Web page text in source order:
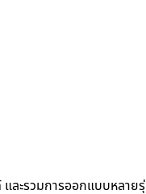
ะรวมการออกแบบหลายรุ่